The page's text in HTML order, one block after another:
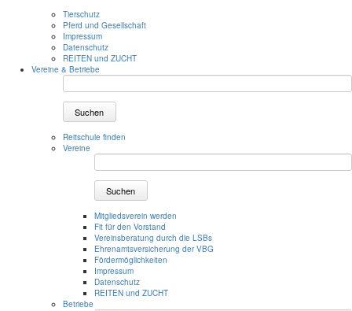
Tierschutz
Pferd und Gesellschaft
Impressum
Datenschutz
REITEN und ZUCHT
Vereine & Betriebe
Suchen
Reitschule finden
Vereine
Suchen
Mitgliedsverein werden
Fit für den Vorstand
Vereinsberatung durch die LSBs
Ehrenamtsversicherung der VBG
Fördermöglichkeiten
Impressum
Datenschutz
REITEN und ZUCHT
Betriebe